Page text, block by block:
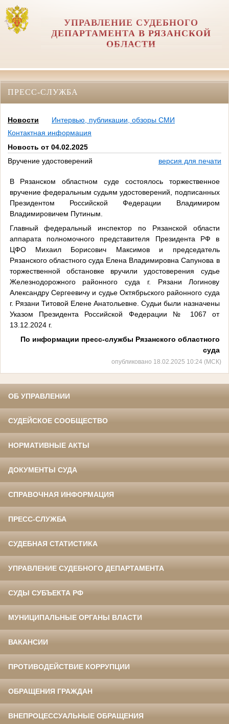
УПРАВЛЕНИЕ СУДЕБНОГО
ДЕПАРТАМЕНТА В РЯЗАНСКОЙ
ОБЛАСТИ
ПРЕСС-СЛУЖБА
Новости
Интервью, публикации, обзоры СМИ
Контактная информация
Новость от 04.02.2025
Вручение удостоверений
версия для печати
В Рязанском областном суде состоялось торжественное
вручение федеральным судьям удостоверений, подписанных
Президентом Российской Федерации Владимиром
Владимировичем Путиным.
Главный федеральный инспектор по Рязанской области
аппарата полномочного представителя Президента РФ в
ЦФО Михаил Борисович Максимов и председатель
Рязанского областного суда Елена Владимировна Сапунова в
торжественной обстановке вручили удостоверения судье
Железнодорожного районного суда г. Рязани Логинову
Александру Сергеевичу и судье Октябрьского районного суда
г. Рязани Титовой Елене Анатольевне. Судьи были назначены
Указом Президента Российской Федерации № 1067 от
13.12.2024 г.
По информации пресс-службы Рязанского областного
суда
опубликовано 18.02.2025 10:24 (МСК)
ОБ УПРАВЛЕНИИ
СУДЕЙСКОЕ СООБЩЕСТВО
НОРМАТИВНЫЕ АКТЫ
ДОКУМЕНТЫ СУДА
СПРАВОЧНАЯ ИНФОРМАЦИЯ
ПРЕСС-СЛУЖБА
СУДЕБНАЯ СТАТИСТИКА
УПРАВЛЕНИЕ СУДЕБНОГО ДЕПАРТАМЕНТА
СУДЫ СУБЪЕКТА РФ
МУНИЦИПАЛЬНЫЕ ОРГАНЫ ВЛАСТИ
ВАКАНСИИ
ПРОТИВОДЕЙСТВИЕ КОРРУПЦИИ
ОБРАЩЕНИЯ ГРАЖДАН
ВНЕПРОЦЕССУАЛЬНЫЕ ОБРАЩЕНИЯ